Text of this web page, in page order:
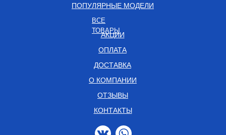
О КОМПАНИИ
КОНТАКТЫ
ОПЛАТА
АКЦИИ
ПОПУЛЯРНЫЕ МОДЕЛИ
ДОСТАВКА
ОТЗЫВЫ
ВСЕ
ТОВАРЫ